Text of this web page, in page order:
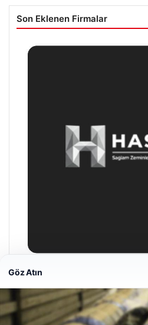
Son Eklenen Firmalar
Enes Kaplan Avukatlık Bürosu
28/04/2026
Göz Atın